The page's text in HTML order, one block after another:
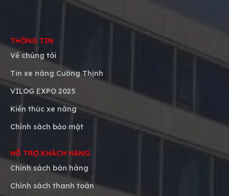
THÔNG TIN
Về chúng tôi
Tin xe nâng Cường Thịnh
VILOG EXPO 2025
Kiến thức xe nâng
Chính sách bảo mật
HỖ TRỢ KHÁCH HÀNG
Chính sách bán hàng
Chính sách thanh toán